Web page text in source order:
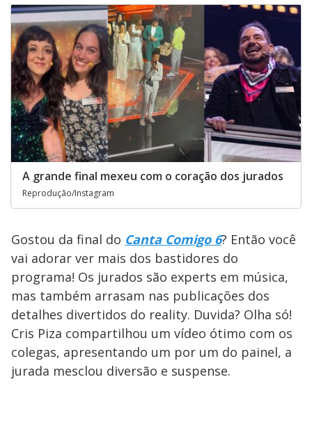
A grande final mexeu com o coração dos jurados
Reprodução/Instagram
Gostou da final do Canta Comigo 6? Então você
vai adorar ver mais dos bastidores do
programa! Os jurados são experts em música,
mas também arrasam nas publicações dos
detalhes divertidos do reality. Duvida? Olha só!
Cris Piza compartilhou um vídeo ótimo com os
colegas, apresentando um por um do painel, a
jurada mesclou diversão e suspense.